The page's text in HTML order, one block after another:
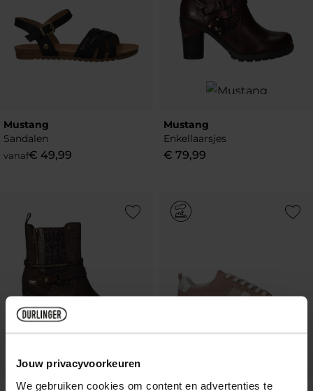
Jouw privacyvoorkeuren
We gebruiken cookies om content en advertenties te
Mustang
Sandalen
vanaf€ 49,99
Mustang
Enkellaarsjes
€ 79,99
Add to Wishlist Add to